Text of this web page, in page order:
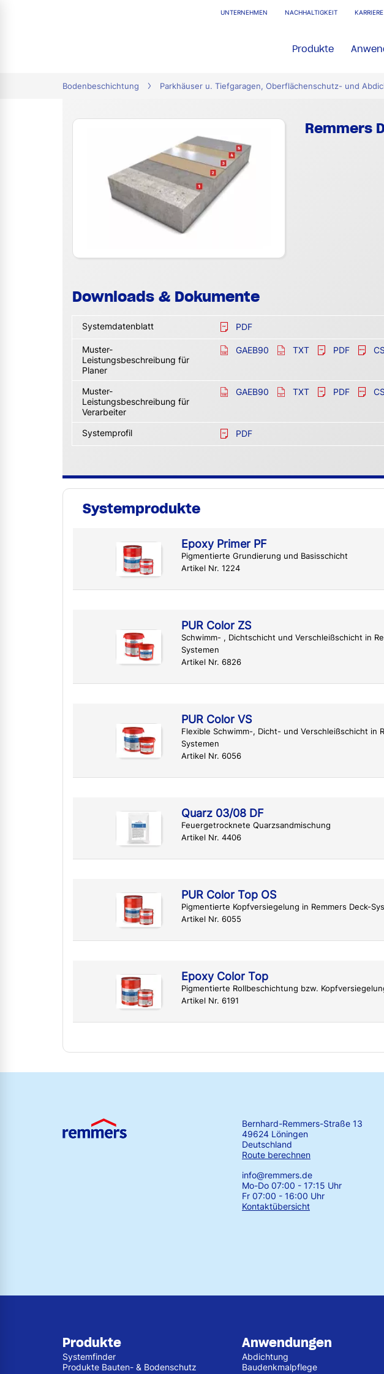
UNTERNEHMEN NACHHALTIGKEIT KARRIERE
Produkte
Bodenbeschichtung Parkhäuser u. Tiefgaragen, Oberflächenschutz- und
Remmers
Downloads & Dokumente
Systemdatenblatt PDF
Muster-
Leistungsbeschreibung für
Planer
GAEB90 TXT PDF
Muster-
Leistungsbeschreibung für
Verarbeiter
GAEB90 TXT PDF
Systemprofil PDF
Systemprodukte
Epoxy Primer PF
Pigmentierte Grundierung und Basisschicht
Artikel Nr. 1224
PUR Color ZS
Schwimm- , Dichtschicht und Verschleißschicht in
Systemen
Artikel Nr. 6826
PUR Color VS
Flexible Schwimm-, Dicht- und Verschleißschicht in
Systemen
Artikel Nr. 6056
Quarz 03/08 DF
Feuergetrocknete Quarzsandmischung
Artikel Nr. 4406
PUR Color Top OS
Pigmentierte Kopfversiegelung in Remmers Deck-
Artikel Nr. 6055
Epoxy Color Top
Pigmentierte Rollbeschichtung bzw.
Artikel Nr. 6191
Bernhard-Remmers-Straße 13
49624 Löningen
Deutschland
Route berechnen
info@remmers.de
Mo-Do 07:00 - 17:15 Uhr
Fr 07:00 - 16:00 Uhr
Kontaktübersicht
Produkte
Systemfinder
Produkte Bauten- & Bodenschutz
Anwendungen
Abdichtung
Baudenkmalpflege